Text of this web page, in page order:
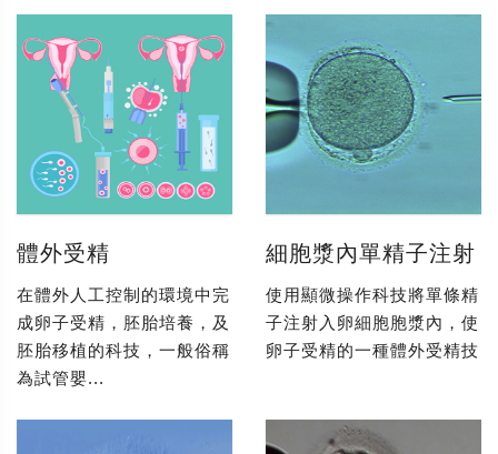
體外受精
在體外人工控制的環境中完
成卵子受精，胚胎培養，及
胚胎移植的科技，一般俗稱
為試管嬰...
細胞漿內單精子注射
使用顯微操作科技將單條精
子注射入卵細胞胞漿內，使
卵子受精的一種體外受精技